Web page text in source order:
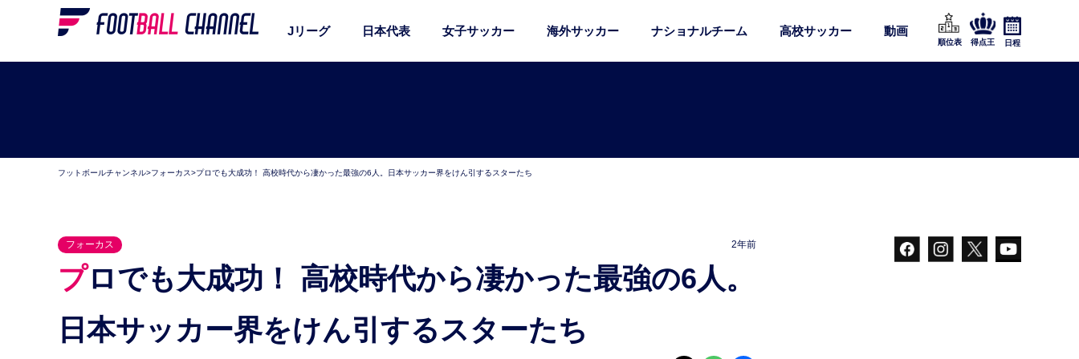
Jリーグ 日本代表 女子サッカー 海外サッカー ナショナルチーム 高校サッカー 動画
順位表 得点王 日程
フットボールチャンネル>フォーカス>プロでも大成功！ 高校時代から凄かった最強の6人。日本サッカー界をけん引するスターたち
フォーカス 2年前
プロでも大成功！ 高校時代から凄かった最強の6人。
日本サッカー界をけん引するスターたち